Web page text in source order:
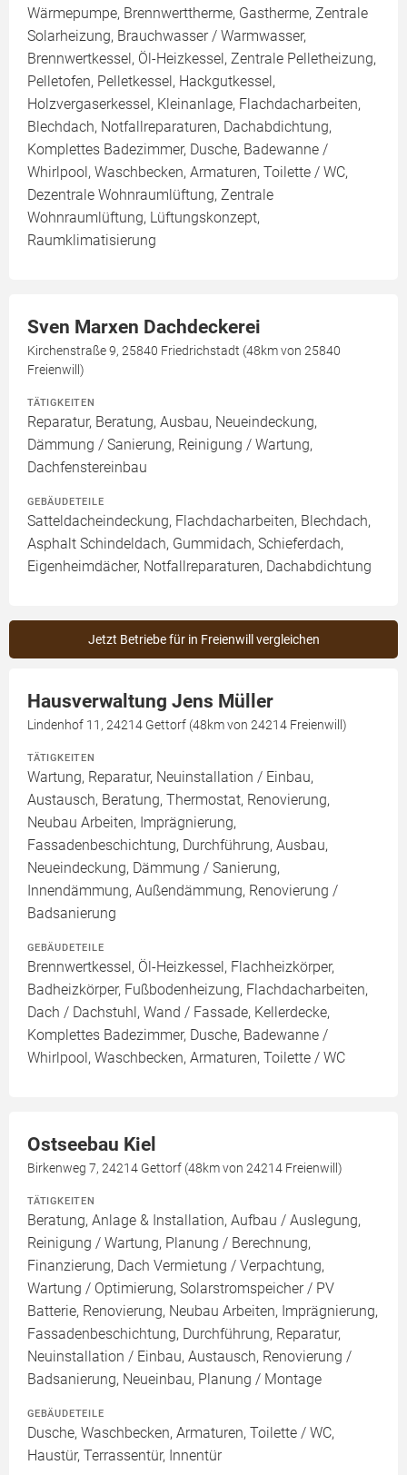
Wärmepumpe, Brennwerttherme, Gastherme, Zentrale
Solarheizung, Brauchwasser / Warmwasser,
Brennwertkessel, Öl-Heizkessel, Zentrale Pelletheizung,
Pelletofen, Pelletkessel, Hackgutkessel,
Holzvergaserkessel, Kleinanlage, Flachdacharbeiten,
Blechdach, Notfallreparaturen, Dachabdichtung,
Komplettes Badezimmer, Dusche, Badewanne /
Whirlpool, Waschbecken, Armaturen, Toilette / WC,
Dezentrale Wohnraumlüftung, Zentrale
Wohnraumlüftung, Lüftungskonzept,
Raumklimatisierung
Sven Marxen Dachdeckerei
Kirchenstraße 9, 25840 Friedrichstadt (48km von 25840
Freienwill)
TÄTIGKEITEN
Reparatur, Beratung, Ausbau, Neueindeckung,
Dämmung / Sanierung, Reinigung / Wartung,
Dachfenstereinbau
GEBÄUDETEILE
Satteldacheindeckung, Flachdacharbeiten, Blechdach,
Asphalt Schindeldach, Gummidach, Schieferdach,
Eigenheimdächer, Notfallreparaturen, Dachabdichtung
Jetzt Betriebe für in Freienwill vergleichen
Hausverwaltung Jens Müller
Lindenhof 11, 24214 Gettorf (48km von 24214 Freienwill)
TÄTIGKEITEN
Wartung, Reparatur, Neuinstallation / Einbau,
Austausch, Beratung, Thermostat, Renovierung,
Neubau Arbeiten, Imprägnierung,
Fassadenbeschichtung, Durchführung, Ausbau,
Neueindeckung, Dämmung / Sanierung,
Innendämmung, Außendämmung, Renovierung /
Badsanierung
GEBÄUDETEILE
Brennwertkessel, Öl-Heizkessel, Flachheizkörper,
Badheizkörper, Fußbodenheizung, Flachdacharbeiten,
Dach / Dachstuhl, Wand / Fassade, Kellerdecke,
Komplettes Badezimmer, Dusche, Badewanne /
Whirlpool, Waschbecken, Armaturen, Toilette / WC
Ostseebau Kiel
Birkenweg 7, 24214 Gettorf (48km von 24214 Freienwill)
TÄTIGKEITEN
Beratung, Anlage & Installation, Aufbau / Auslegung,
Reinigung / Wartung, Planung / Berechnung,
Finanzierung, Dach Vermietung / Verpachtung,
Wartung / Optimierung, Solarstromspeicher / PV
Batterie, Renovierung, Neubau Arbeiten, Imprägnierung,
Fassadenbeschichtung, Durchführung, Reparatur,
Neuinstallation / Einbau, Austausch, Renovierung /
Badsanierung, Neueinbau, Planung / Montage
GEBÄUDETEILE
Dusche, Waschbecken, Armaturen, Toilette / WC,
Haustür, Terrassentür, Innentür